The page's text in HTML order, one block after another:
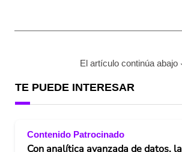
El artículo continúa abajo
TE PUEDE INTERESAR
Contenido Patrocinado
Con analítica avanzada de datos, la